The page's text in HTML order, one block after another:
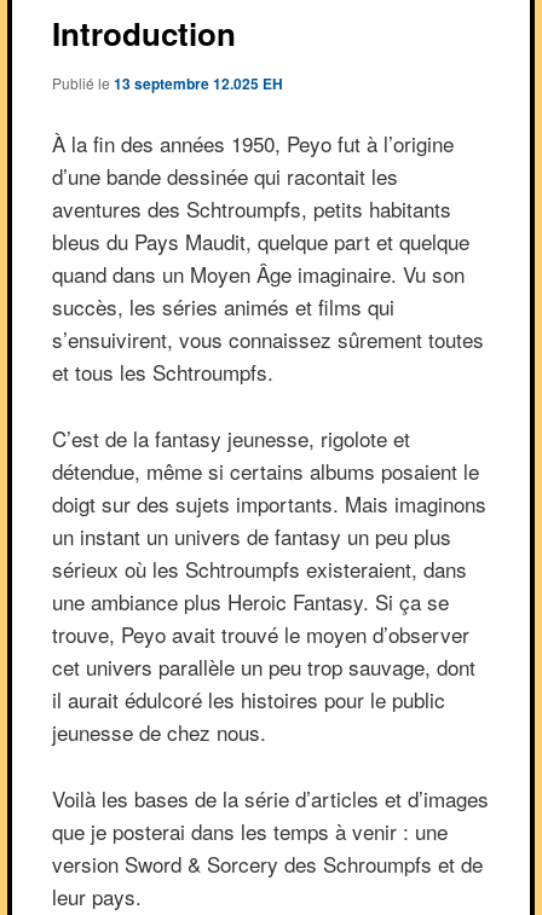
Introduction
Publié le 13 septembre 12.025 EH
À la fin des années 1950, Peyo fut à l’origine
d’une bande dessinée qui racontait les
aventures des Schtroumpfs, petits habitants
bleus du Pays Maudit, quelque part et quelque
quand dans un Moyen Âge imaginaire. Vu son
succès, les séries animés et films qui
s’ensuivirent, vous connaissez sûrement toutes
et tous les Schtroumpfs.
C’est de la fantasy jeunesse, rigolote et
détendue, même si certains albums posaient le
doigt sur des sujets importants. Mais imaginons
un instant un univers de fantasy un peu plus
sérieux où les Schtroumpfs existeraient, dans
une ambiance plus Heroic Fantasy. Si ça se
trouve, Peyo avait trouvé le moyen d’observer
cet univers parallèle un peu trop sauvage, dont
il aurait édulcoré les histoires pour le public
jeunesse de chez nous.
Voilà les bases de la série d’articles et d’images
que je posterai dans les temps à venir : une
version Sword & Sorcery des Schroumpfs et de
leur pays.